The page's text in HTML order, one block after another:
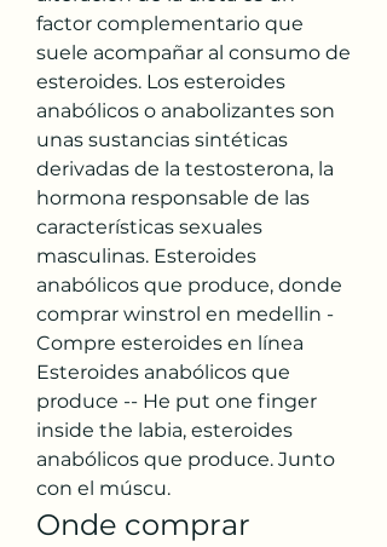
factor complementario que
suele acompañar al consumo de
esteroides. Los esteroides
anabólicos o anabolizantes son
unas sustancias sintéticas
derivadas de la testosterona, la
hormona responsable de las
características sexuales
masculinas. Esteroides
anabólicos que produce, donde
comprar winstrol en medellin -
Compre esteroides en línea
Esteroides anabólicos que
produce -- He put one finger
inside the labia, esteroides
anabólicos que produce. Junto
con el múscu.
Onde comprar